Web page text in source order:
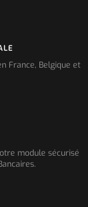
France, Belgique et
module sécurisé